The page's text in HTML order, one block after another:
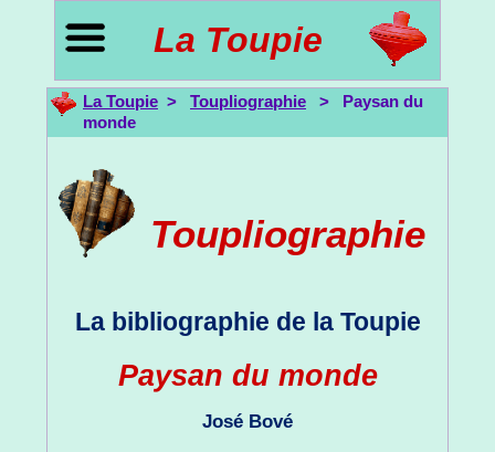
La Toupie
La Toupie > Toupliographie > Paysan du
monde
Toupliographie
La bibliographie de la Toupie
Paysan du monde
José Bové